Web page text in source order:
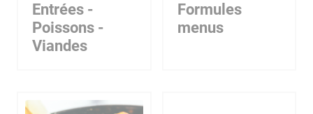
Entrées -
Poissons -
Viandes
Formules
menus